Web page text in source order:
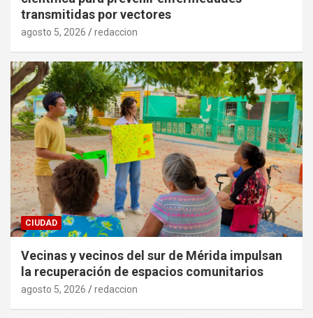
transmitidas por vectores
agosto 5, 2026 redaccion
CIUDAD
Vecinas y vecinos del sur de Mérida impulsan
la recuperación de espacios comunitarios
agosto 5, 2026 redaccion